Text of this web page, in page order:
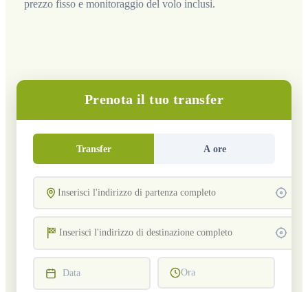
prezzo fisso e monitoraggio del volo inclusi.
Prenota il tuo transfer
Transfer A ore
Data Ora